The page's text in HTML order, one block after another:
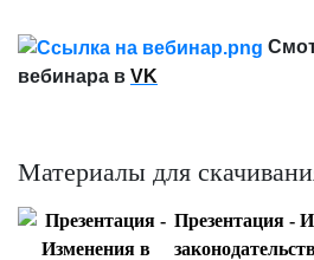
вебинара в VK
Материалы для
Презентация -